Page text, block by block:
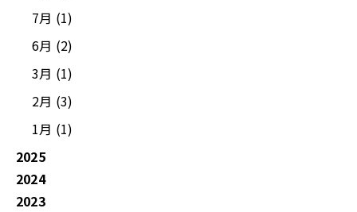
7月 (1)
6月 (2)
3月 (1)
2月 (3)
1月 (1)
2025
2024
2023